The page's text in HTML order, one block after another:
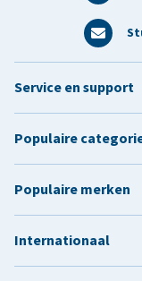
Service en support
Populaire
Populaire merken
Internationaal